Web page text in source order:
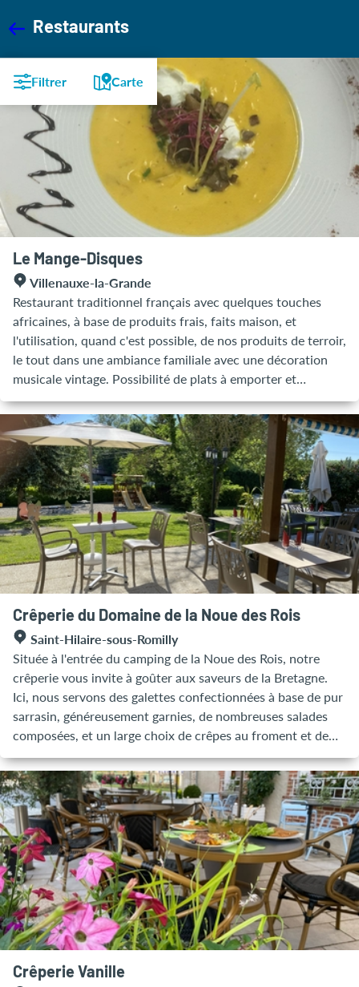
Restaurants
Filtrer Carte
Le Mange-Disques
Villenauxe-la-Grande
Restaurant traditionnel français avec quelques touches
africaines, à base de produits frais, faits maison, et
l'utilisation, quand c'est possible, de nos produits de terroir,
le tout dans une ambiance familiale avec une décoration
musicale vintage. Possibilité de plats à emporter et
livraisons à venir. Ouvert du mercredi au dimanche de 12h
à 14h et de 19h à 22h. Groupes sur réservation.
Crêperie du Domaine de la Noue des Rois
Saint-Hilaire-sous-Romilly
Située à l'entrée du camping de la Noue des Rois, notre
crêperie vous invite à goûter aux saveurs de la Bretagne.
Ici, nous servons des galettes confectionnées à base de pur
sarrasin, généreusement garnies, de nombreuses salades
composées, et un large choix de crêpes au froment et de
glaces, ainsi que des menus de groupe. Pour les personnes
intolérantes, nos galettes sont sans gluten. L’été, vous
pourrez découvrir notre grande terrasse ombragée, qui
offre un cadre idéal, et l’hiver, vous pourrez manger au coin
de notre cheminée, parfait pour partager un repas
chaleureux en famille ou entre amis. Les enfants y
trouveront leur bonheur grâce à l’espace de jeux sécurisé
situé juste en face de la crêperie. Notre crêperie est
ouverte toute l'année du 15 janvier au 20 décembre 2026 !
Saison • Ouvert 7 jours sur 7, midi et soir Le reste de
l'année : • Ouvert du jeudi midi au dimanche soir et jours
fériés
Crêperie Vanille